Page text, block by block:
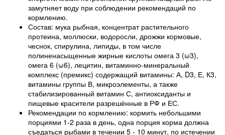
замутняет воду при соблюдении рекомендаций по
кормлению.
Состав: мука рыбная, концентрат растительного
протеина, моллюски, водоросли, дрожжи кормовые,
чеснок, спирулина, липиды, в том числе
полиненасыщенные жирные кислоты омега 3 (ω3),
омега 6 (ω6), лецитин, витаминно-минеральный
комплекс (премикс) содержащий витамины: А, D3, Е, К3,
витамины группы В, микроэлементы, а также
стабилизированный витамин С, антиоксиданты и
пищевые красители разрешённые в РФ и ЕС.
Рекомендации по кормлению: кормить небольшими
порциями 1-2 раза в день, одна порция корма должна
съедаться рыбами в течении 5 - 10 минут, по истечении